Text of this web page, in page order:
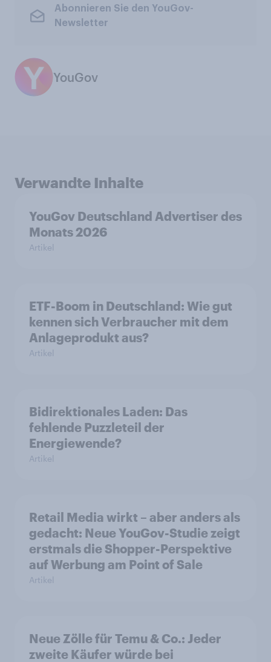
Abonnieren Sie den YouGov-
Newsletter
YouGov
Verwandte Inhalte
YouGov Deutschland Advertiser des
Monats 2026
Artikel
ETF-Boom in Deutschland: Wie gut
kennen sich Verbraucher mit dem
Anlageprodukt aus?
Artikel
Bidirektionales Laden: Das
fehlende Puzzleteil der
Energiewende?
Artikel
Retail Media wirkt – aber anders als
gedacht: Neue YouGov-Studie zeigt
erstmals die Shopper-Perspektive
auf Werbung am Point of Sale
Artikel
Neue Zölle für Temu & Co.: Jeder
zweite Käufer würde bei